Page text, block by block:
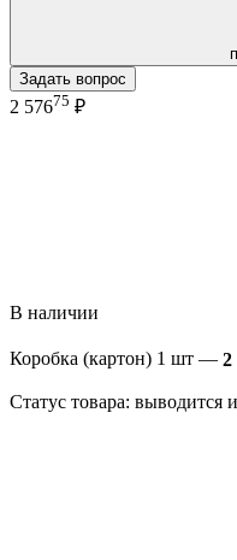
Задать вопрос
2 57675 ₽
В наличии
Коробка (картон) 1 шт — 2
Статус товара: выводится